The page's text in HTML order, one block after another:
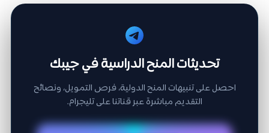
تحديثات المنح الدراسية في جيبك
احصل على تنبيهات المنح الدولية، فرص التمويل، ونصائح
التقديم مباشرة عبر قناتنا على تليجرام.